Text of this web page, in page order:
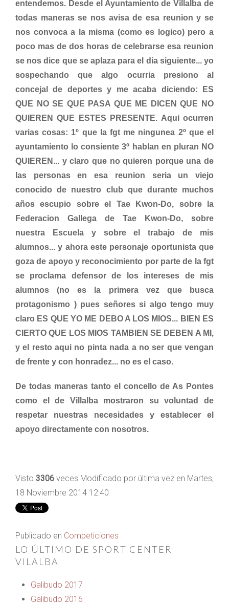
entendemos. Desde el Ayuntamiento de Villalba de
todas maneras se nos avisa de esa reunion y se
nos convoca a la misma (como es logico) pero a
poco mas de dos horas de celebrarse esa reunion
se nos dice que se aplaza para el dia siguiente... yo
sospechando que algo ocurria presiono al
concejal de deportes y me acaba diciendo: ES
QUE NO SE QUE PASA QUE ME DICEN QUE NO
QUIEREN QUE ESTES PRESENTE. Aqui ocurren
varias cosas: 1º que la fgt me ningunea 2º que el
ayuntamiento lo consiente 3º hablan en pluran NO
QUIEREN... y claro que no quieren porque una de
las personas en esa reunion seria un viejo
conocido de nuestro club que durante muchos
años escupio sobre el Tae Kwon-Do, sobre la
Federacion Gallega de Tae Kwon-Do, sobre
nuestra Escuela y sobre el trabajo de mis
alumnos... y ahora este personaje oportunista que
goza de apoyo y reconocimiento por parte de la fgt
se proclama defensor de los intereses de mis
alumnos (no es la primera vez que busca
protagonismo ) pues señores si algo tengo muy
claro ES QUE YO ME DEBO A LOS MIOS... BIEN ES
CIERTO QUE LOS MIOS TAMBIEN SE DEBEN A MI,
y el resto aqui no pinta nada a no ser que vengan
de frente y con honradez... no es el caso.
De todas maneras tanto el concello de As Pontes
como el de Villalba mostraron su voluntad de
respetar nuestras necesidades y establecer el
apoyo directamente con nosotros.
Visto 3306 veces Modificado por última vez en Martes,
18 Noviembre 2014 12:40
Publicado en Competiciones
LO ÚLTIMO DE SPORT CENTER
VILALBA
Galibudo 2017
Galibudo 2016